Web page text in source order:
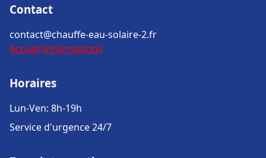
Contact
contact@chauffe-eau-solaire-2.fr
Accueil Informations
Horaires
Lun-Ven: 8h-19h
Service d'urgence 24/7